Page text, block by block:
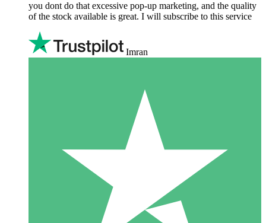
you dont do that excessive pop-up marketing, and the quality
of the stock available is great. I will subscribe to this service
Imran